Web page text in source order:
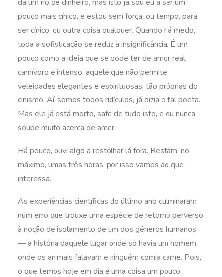
dá um rio de dinheiro, mas isto já sou eu a ser um
pouco mais cínico, e estou sem força, ou tempo, para
ser cínico, ou outra coisa qualquer. Quando há medo,
toda a sofisticação se reduz à insignificância. É um
pouco como a ideia que se pode ter de amor real,
carnívoro e intenso, aquele que não permite
veleidades elegantes e espirituosas, tão próprias do
cinismo. Aí, somos todos ridículos, já dizia o tal poeta.
Mas ele já está morto, safo de tudo isto, e eu nunca
soube muito acerca de amor.
Há pouco, ouvi algo a restolhar lá fora. Restam, no
máximo, umas três horas, por isso vamos ao que
interessa.
As experiências científicas do último ano culminaram
num erro que trouxe uma espécie de retorno perverso
à noção de isolamento de um dos géneros humanos
— a história daquele lugar onde só havia um homem,
onde os animais falavam e ninguém comia carne. Pois,
o que temos hoje em dia é uma coisa um pouco